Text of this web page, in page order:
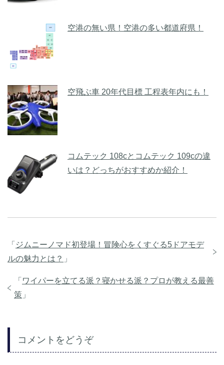
空港の無い県！空港の多い都道府県！
空飛ぶ車 20年代目標 工程表年内にも！
コムテック 108cとコムテック 109cの違
いは？どっちがおすすめか紹介！
「 ジムニーノマド初登場！冒険心をくすぐる5ドアモデ
ルの魅力とは？ 」
「 ワイパーを立てる派？寝かせる派？プロが教える最善
策 」
コメントをどうぞ